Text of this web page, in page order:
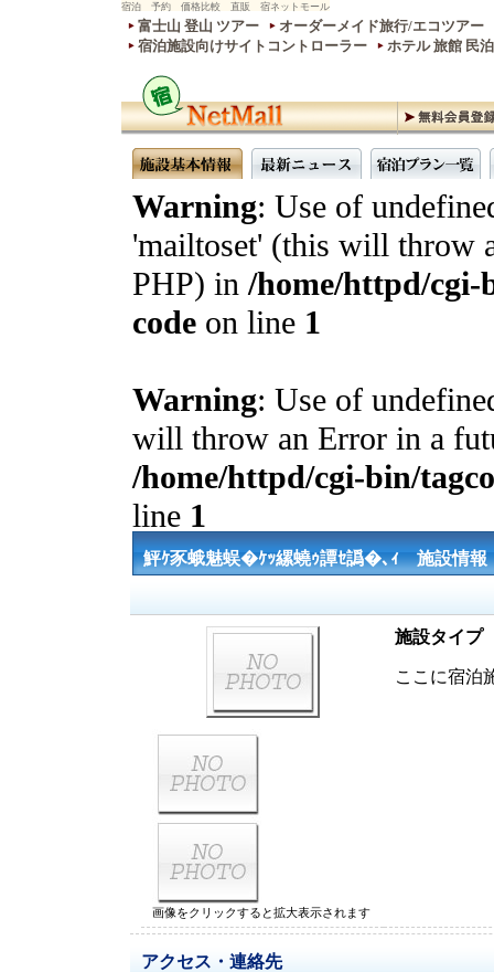
宿泊 予約 価格比較 直販 宿ネットモール
富士山 登山 ツアー
オーダーメイド旅行/エコツアー
宿泊施設向けサイトコントローラー
ホテル 旅館 民
Warning: Use of
'mailtoset' (this will throw
PHP) in/home/httpd/cgi-
code on line 1
Warning: Use of
will throw an Error in a
/home/httpd/cgi-bin/
line 1
鮃ｹ豕蛾魅蜈�ｹｯ縲蟯ｩ譚ｾ譌�､ｨ 施設情報
施設タイプ
ここに宿泊
画像をクリックすると拡大表示されます
アクセス・連絡先